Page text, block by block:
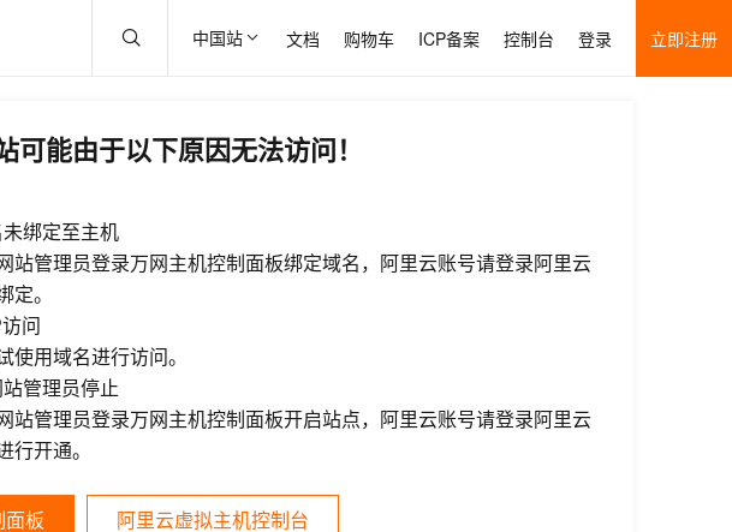
中国站 文档 购物车 ICP备案 控制台 登录 立即注册
可能由于以下原因无法访问！
绑定至主机
站管理员登录万网主机控制面板绑定域名，阿里云账号请登录阿里云
。
问
使用域名进行访问。
管理员停止
站管理员登录万网主机控制面板开启站点，阿里云账号请登录阿里云
行开通。
面板 阿里云虚拟主机控制台